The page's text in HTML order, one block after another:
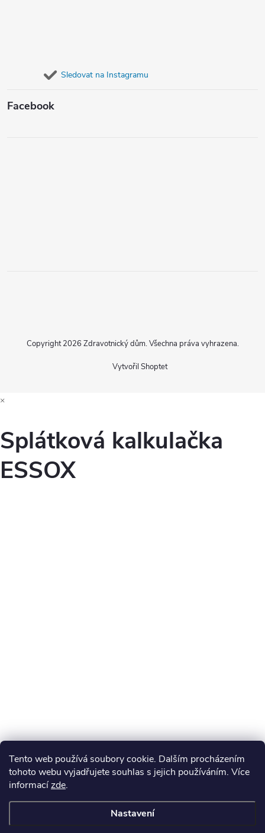
Tento web používá soubory cookie. Dalším procházením
tohoto webu vyjadřujete souhlas s jejich používáním. Více
informacízde.
Nastavení
Sledovat na Instagramu
Facebook
Vytvořil Shoptet
Copyright 2026 Zdravotnický dům. Všechna práva vyhrazena.
×
Splátková kalkulačka
ESSOX